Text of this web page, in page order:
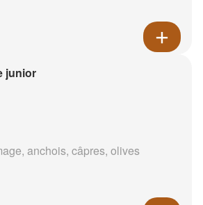
junior
anchois, câpres, olives